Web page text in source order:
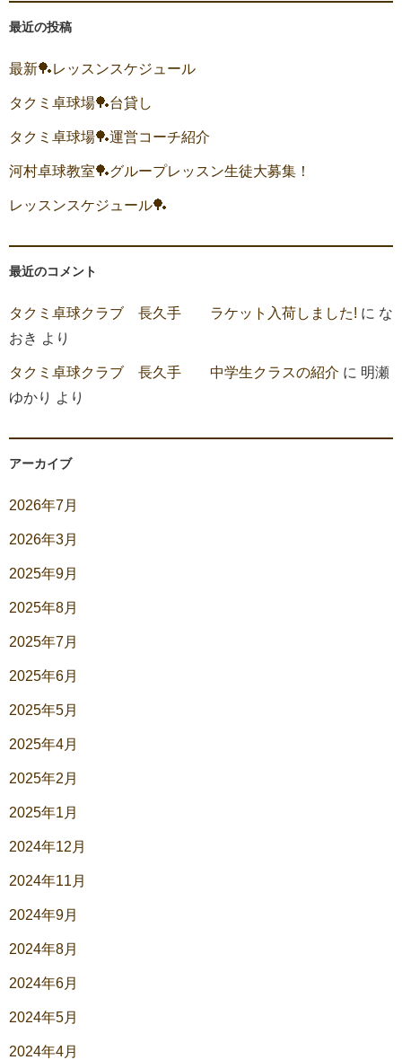
最近の投稿
最新🏓レッスンスケジュール
タクミ卓球場🏓台貸し
タクミ卓球場🏓運営コーチ紹介
河村卓球教室🏓グループレッスン生徒大募集！
レッスンスケジュール🏓
最近のコメント
タクミ卓球クラブ 長久手 ラケット入荷しました! に な
おき より
タクミ卓球クラブ 長久手 中学生クラスの紹介 に 明瀬
ゆかり より
アーカイブ
2026年7月
2026年3月
2025年9月
2025年8月
2025年7月
2025年6月
2025年5月
2025年4月
2025年2月
2025年1月
2024年12月
2024年11月
2024年9月
2024年8月
2024年6月
2024年5月
2024年4月